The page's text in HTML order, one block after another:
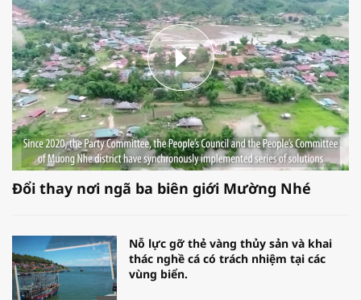
Đổi thay nơi ngã ba biên giới Mường Nhé
Nỗ lực gỡ thẻ vàng thủy sản và khai
thác nghề cá có trách nhiệm tại các
vùng biển.